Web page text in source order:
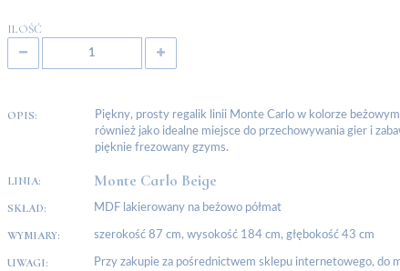
ILOŚĆ
OPIS:
Piękny, prosty regalik linii Monte Carlo w kolorze
również jako idealne miejsce do przechowywania gier i
pięknie frezowany gzyms.
LINIA: Monte Carlo Beige
SKŁAD: MDF lakierowany na beżowo półmat
WYMIARY: szerokość 87 cm, wysokość 184 cm, głębokość 43 cm
UWAGI:
Przy zakupie za pośrednictwem sklepu internetowego, do